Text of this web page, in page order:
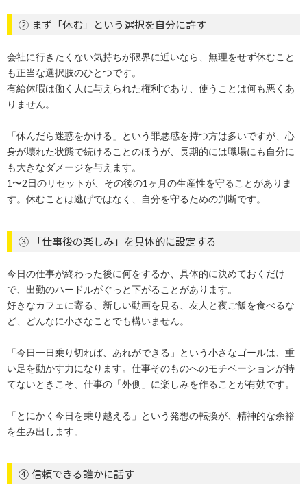
② まず「休む」という選択を自分に許す
会社に行きたくない気持ちが限界に近いなら、無理をせず休むこと
も正当な選択肢のひとつです。
有給休暇は働く人に与えられた権利であり、使うことは何も悪くあ
りません。
「休んだら迷惑をかける」という罪悪感を持つ方は多いですが、心
身が壊れた状態で続けることのほうが、長期的には職場にも自分に
も大きなダメージを与えます。
1〜2日のリセットが、その後の1ヶ月の生産性を守ることがありま
す。休むことは逃げではなく、自分を守るための判断です。
③ 「仕事後の楽しみ」を具体的に設定する
今日の仕事が終わった後に何をするか、具体的に決めておくだけ
で、出勤のハードルがぐっと下がることがあります。
好きなカフェに寄る、新しい動画を見る、友人と夜ご飯を食べるな
ど、どんなに小さなことでも構いません。
「今日一日乗り切れば、あれができる」という小さなゴールは、重
い足を動かす力になります。仕事そのものへのモチベーションが持
てないときこそ、仕事の「外側」に楽しみを作ることが有効です。
「とにかく今日を乗り越える」という発想の転換が、精神的な余裕
を生み出します。
④ 信頼できる誰かに話す